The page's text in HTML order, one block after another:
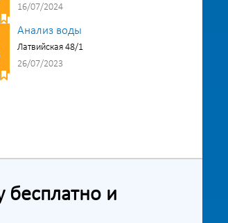
16/07/2024
Анализ воды
Латвийская 48/1
26/07/2023
и